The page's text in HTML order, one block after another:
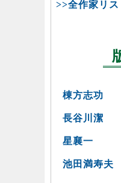
>>全作家リス
棟方志功
長谷川潔
星襄一
池田満寿夫